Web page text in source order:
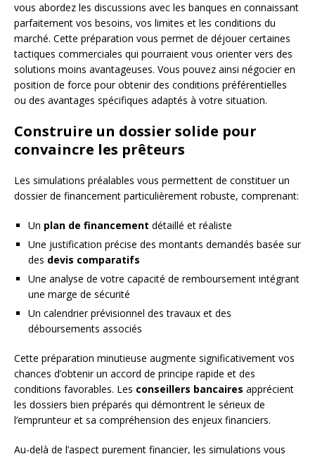
vous abordez les discussions avec les banques en connaissant
parfaitement vos besoins, vos limites et les conditions du
marché. Cette préparation vous permet de déjouer certaines
tactiques commerciales qui pourraient vous orienter vers des
solutions moins avantageuses. Vous pouvez ainsi négocier en
position de force pour obtenir des conditions préférentielles
ou des avantages spécifiques adaptés à votre situation.
Construire un dossier solide pour
convaincre les prêteurs
Les simulations préalables vous permettent de constituer un
dossier de financement particulièrement robuste, comprenant:
Un plan de financement détaillé et réaliste
Une justification précise des montants demandés basée sur
des devis comparatifs
Une analyse de votre capacité de remboursement intégrant
une marge de sécurité
Un calendrier prévisionnel des travaux et des
déboursements associés
Cette préparation minutieuse augmente significativement vos
chances d’obtenir un accord de principe rapide et des
conditions favorables. Les conseillers bancaires apprécient
les dossiers bien préparés qui démontrent le sérieux de
l’emprunteur et sa compréhension des enjeux financiers.
Au-delà de l’aspect purement financier, les simulations vous